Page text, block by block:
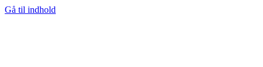
Gå til indhold